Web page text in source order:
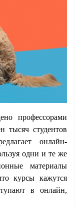
профессорами
тысяч студентов
онлайн-
одни и те же
материалы
курсы кажутся
в онлайн,